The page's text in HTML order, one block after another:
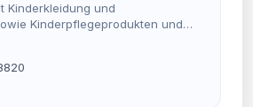
Kinderkleidung und
Kinderpflegeprodukten und